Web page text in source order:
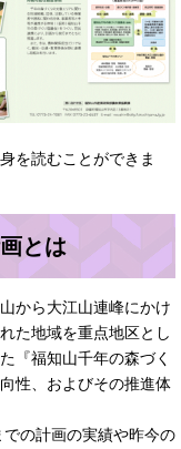
を読むことができま
とは
から大江山連峰にかけ
た地域を重点地区とし
『福知山千年の森づく
性、およびその推進体
の計画の実績や昨今の